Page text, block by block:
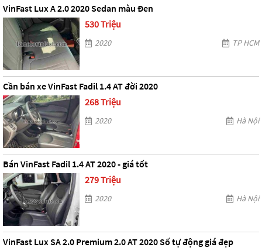
VinFast Lux A 2.0 2020 Sedan màu Đen
530 Triệu
2020 TP HCM
Cần bán xe VinFast Fadil 1.4 AT đời 2020
268 Triệu
2020 Hà Nội
Bán VinFast Fadil 1.4 AT 2020 - giá tốt
279 Triệu
2020 Hà Nội
VinFast Lux SA 2.0 Premium 2.0 AT 2020 Số tự động giá đẹp